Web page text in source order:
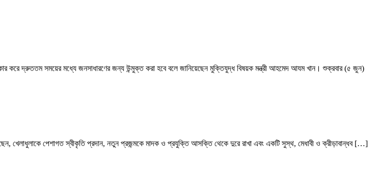
করে দ্রুততম সময়ের মধ্যে জনসাধারণের জন্য উন্মুক্ত করা হবে বলে জানিয়েছেন মুক্তিযুদ্ধ বিষয়ক মন্ত্রী আহমেদ আযম খান। শুক্রবার (৫ জুন)
খেলাধুলাকে পেশাগত স্বীকৃতি প্রদান, নতুন প্রজন্মকে মাদক ও প্রযুক্তি আসক্তি থেকে দুরে রাখা এবং একটি সুস্থ, মেধাবী ও ক্রীড়াবান্ধব […]